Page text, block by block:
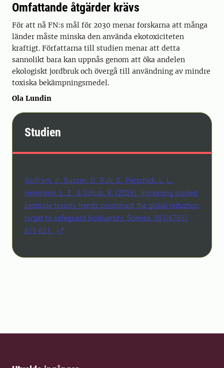
Omfattande åtgärder krävs
För att nå FN:s mål för 2030 menar forskarna att många
länder måste minska den använda ekotoxiciteten
kraftigt. Författarna till studien menar att detta
sannolikt bara kan uppnås genom att öka andelen
ekologiskt jordbruk och övergå till användning av mindre
toxiska bekämpningsmedel.
Ola Lundin
Studien
Wolfram, J., Bussen, D., Bub, S., Petschick, L. L.,
Herrmann, L. Z., & Schulz, R. (2026). Increasing applied
pesticide toxicity trends counteract the global reduction
target to safeguard biodiversity. Science, 391(6785),
616-621.